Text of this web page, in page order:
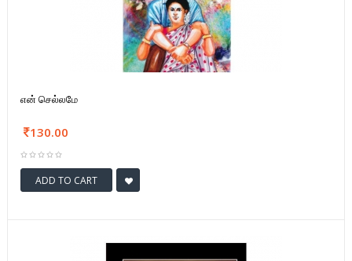
என் செல்லமே
130.00
ADD TO CART